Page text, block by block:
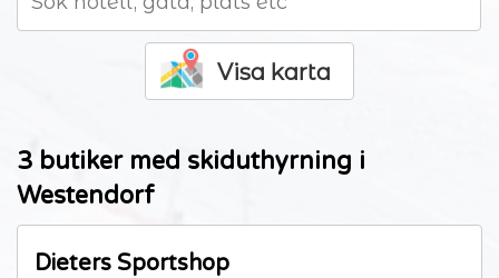
Visa karta
3 butiker med skiduthyrning i
Westendorf
Dieters Sportshop